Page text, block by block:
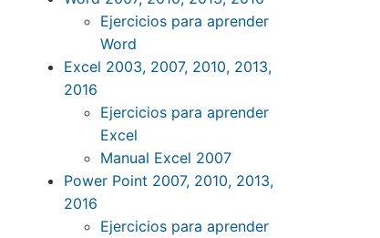
Ejercicios para aprender
Word
Excel 2003, 2007, 2010, 2013,
2016
Ejercicios para aprender
Excel
Manual Excel 2007
Power Point 2007, 2010, 2013,
2016
Ejercicios para aprender